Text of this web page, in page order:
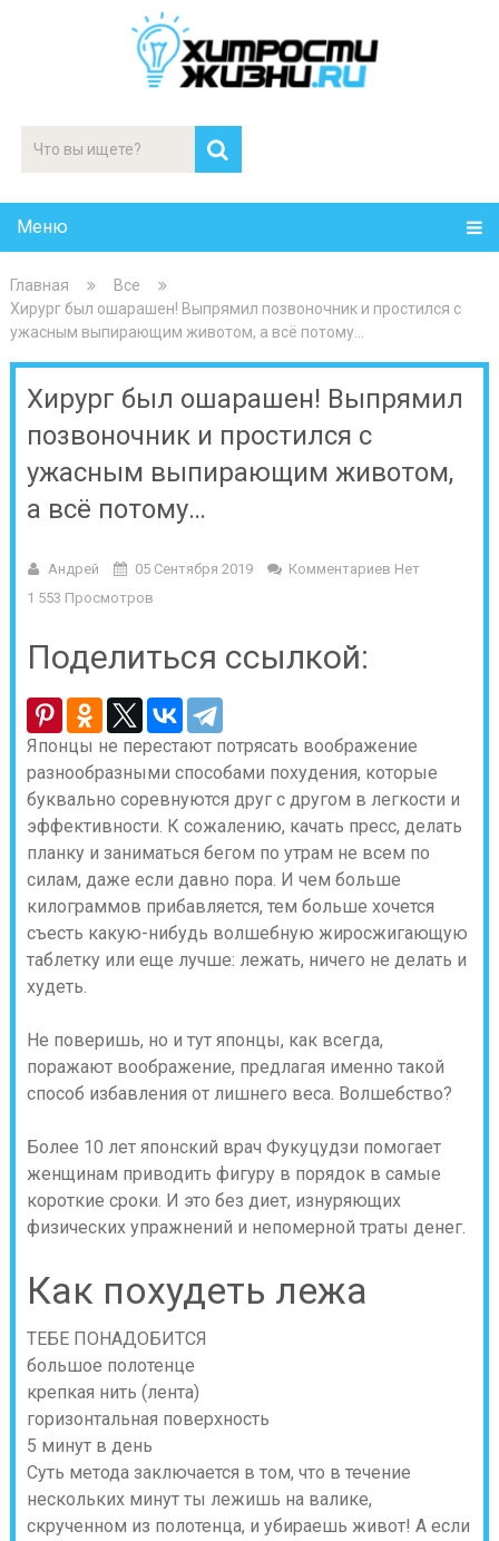
Меню
Главная
Все
Хирург был ошарашен! Выпрямил позвоночник и простился с
ужасным выпирающим животом, а всё потому…
Хирург был ошарашен! Выпрямил
позвоночник и простился с
ужасным выпирающим животом,
а всё потому…
Андрей 05 Сентября 2019
Комментариев Нет
1 553 Просмотров
Поделиться ссылкой:
Японцы не перестают потрясать воображение
разнообразными способами похудения, которые
буквально соревнуются друг с другом в легкости и
эффективности. К сожалению, качать пресс, делать
планку и заниматься бегом по утрам не всем по
силам, даже если давно пора. И чем больше
килограммов прибавляется, тем больше хочется
съесть какую-нибудь волшебную жиросжигающую
таблетку или еще лучше: лежать, ничего не делать и
худеть.
Не поверишь, но и тут японцы, как всегда,
поражают воображение, предлагая именно такой
способ избавления от лишнего веса. Волшебство?
Более 10 лет японский врач Фукуцудзи помогает
женщинам приводить фигуру в порядок в самые
короткие сроки. И это без диет, изнуряющих
физических упражнений и непомерной траты денег.
Как похудеть лежа
ТЕБЕ ПОНАДОБИТСЯ
большое полотенце
крепкая нить (лента)
горизонтальная поверхность
5 минут в день
Суть метода заключается в том, что в течение
нескольких минут ты лежишь на валике,
скрученном из полотенца, и убираешь живот! А если